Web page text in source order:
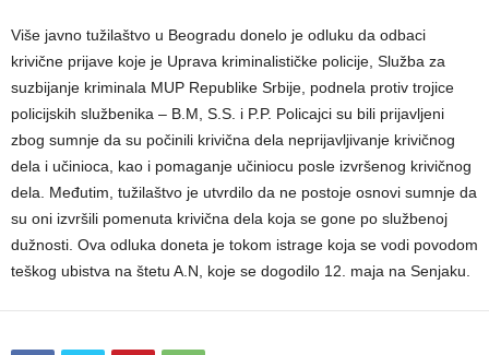
Više javno tužilaštvo u Beogradu donelo je odluku da odbaci
krivične prijave koje je Uprava kriminalističke policije, Služba za
suzbijanje kriminala MUP Republike Srbije, podnela protiv trojice
policijskih službenika – B.M, S.S. i P.P. Policajci su bili prijavljeni
zbog sumnje da su počinili krivična dela neprijavljivanje krivičnog
dela i učinioca, kao i pomaganje učiniocu posle izvršenog krivičnog
dela. Međutim, tužilaštvo je utvrdilo da ne postoje osnovi sumnje da
su oni izvršili pomenuta krivična dela koja se gone po službenoj
dužnosti. Ova odluka doneta je tokom istrage koja se vodi povodom
teškog ubistva na štetu A.N, koje se dogodilo 12. maja na Senjaku.